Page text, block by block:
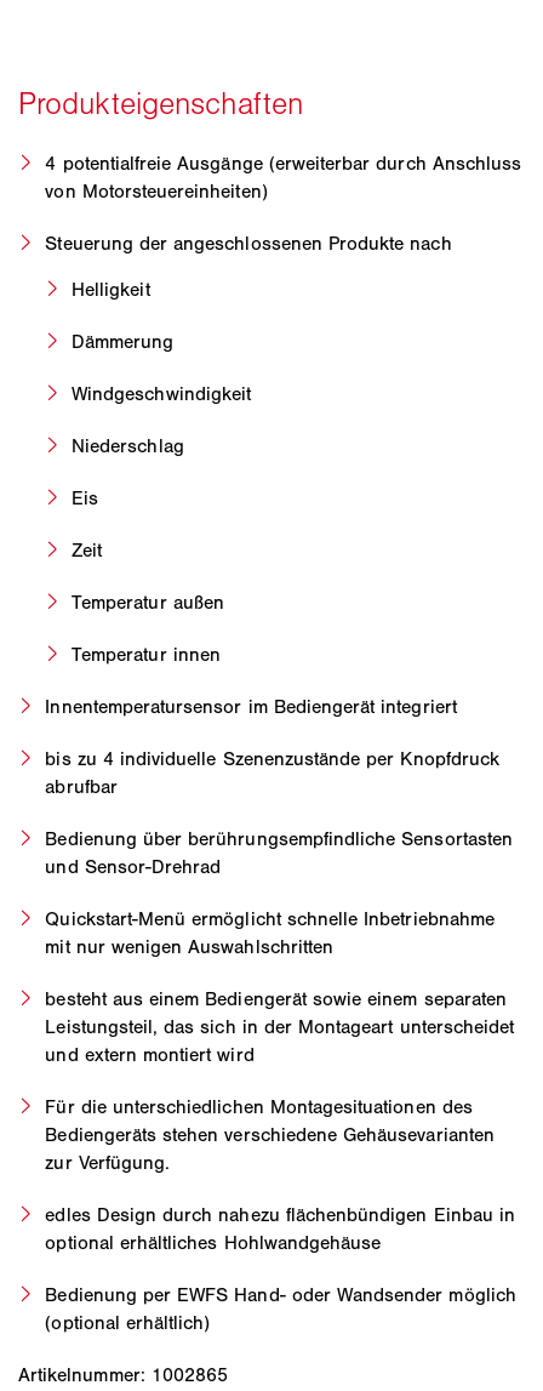
4 potentialfreie Ausgänge (erweiterbar durch Anschluss
von Motorsteuereinheiten)
Steuerung der angeschlossenen Produkte nach
Helligkeit
Dämmerung
Windgeschwindigkeit
Niederschlag
Eis
Zeit
Temperatur außen
Temperatur innen
Innentemperatursensor im Bediengerät integriert
bis zu 4 individuelle Szenenzustände per Knopfdruck
abrufbar
Bedienung über berührungsempfindliche Sensortasten
und Sensor-Drehrad
Quickstart-Menü ermöglicht schnelle Inbetriebnahme
mit nur wenigen Auswahlschritten
besteht aus einem Bediengerät sowie einem separaten
Leistungsteil, das sich in der Montageart unterscheidet
und extern montiert wird
Für die unterschiedlichen Montagesituationen des
Bediengeräts stehen verschiedene Gehäusevarianten
zur Verfügung.
edles Design durch nahezu flächenbündigen Einbau in
optional erhältliches Hohlwandgehäuse
Bedienung per EWFS Hand- oder Wandsender möglich
(optional erhältlich)
Artikelnummer: 1002865